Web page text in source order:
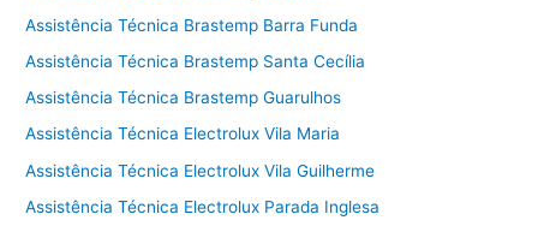
Assistência Técnica Brastemp Barra Funda
Assistência Técnica Brastemp Santa Cecília
Assistência Técnica Brastemp Guarulhos
Assistência Técnica Electrolux Vila Maria
Assistência Técnica Electrolux Vila Guilherme
Assistência Técnica Electrolux Parada Inglesa